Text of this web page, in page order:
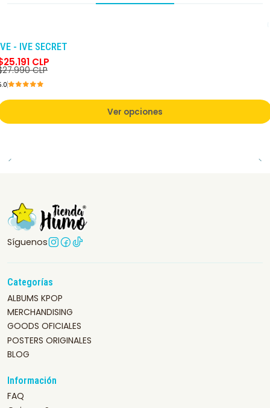
- IVE SECRET
CLP
CLP
Ver opciones
Síguenos
Categorías
ALBUMS KPOP
MERCHANDISING
GOODS OFICIALES
POSTERS ORIGINALES
BLOG
Información
FAQ